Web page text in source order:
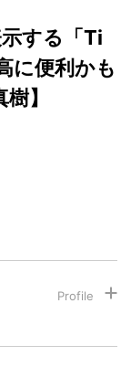
する「Ti
に便利かも
】
業家としてITスタ
フトウェアの事業